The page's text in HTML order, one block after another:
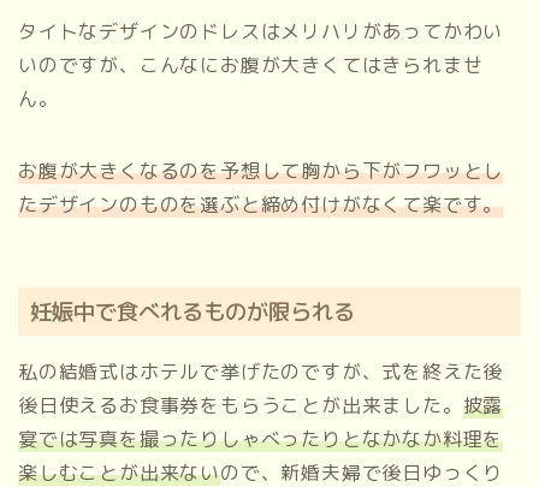
タイトなデザインのドレスはメリハリがあってかわい
いのですが、こんなにお腹が大きくてはきられませ
ん。
お腹が大きくなるのを予想して胸から下がフワッとし
たデザインのものを選ぶと締め付けがなくて楽です。
妊娠中で食べれるものが限られる
私の結婚式はホテルで挙げたのですが、式を終えた後
後日使えるお食事券をもらうことが出来ました。 披露
宴では写真を撮ったりしゃべったりとなかなか料理を
楽しむことが出来ないので、新婚夫婦で後日ゆっくり